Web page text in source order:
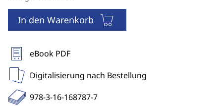
In den Warenkorb
eBook PDF
Digitalisierung nach Bestellung
978-3-16-168787-7